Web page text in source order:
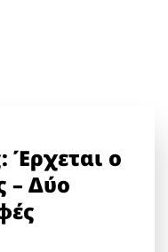
Έρχεται ο
– Δύο